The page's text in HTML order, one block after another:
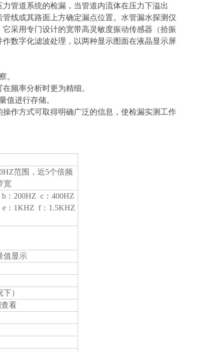
管道系统的检漏，当管道内流体在压力下溢出
线或其路面上方确定漏点位置。水管漏水探测仪
采用专门设计的宽带高灵敏度振动传感器（拾振
数字化滤波处理，以两种显示图面在液晶显示屏
。
频率分析时更为精细。
值进行存储。
作方式可取得明确广泛的信息，使检漏实测工作
范围，近5个倍频
宽
b：200HZ c：400HZ
e：1KHZ f：1.5KHZ
值显示
）
看